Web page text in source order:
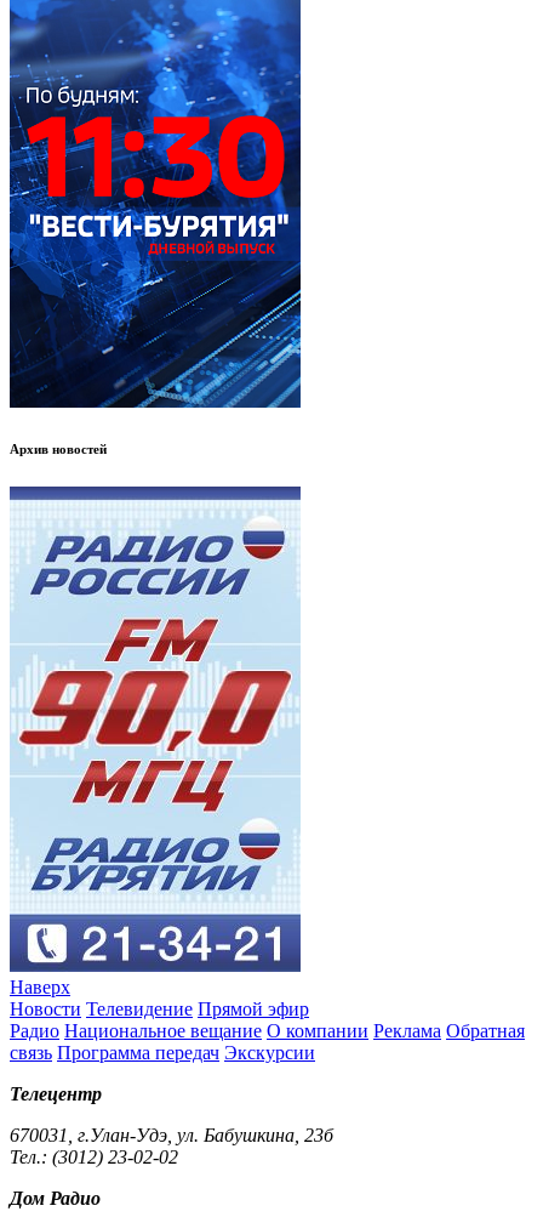
Архив новостей
Наверх
Новости Телевидение Прямой эфир
Радио Национальное вещание О компании Реклама Обратная
связь Программа передач Экскурсии
Телецентр
670031, г.Улан-Удэ, ул. Бабушкина, 23б
Тел.: (3012) 23-02-02
Дом Радио